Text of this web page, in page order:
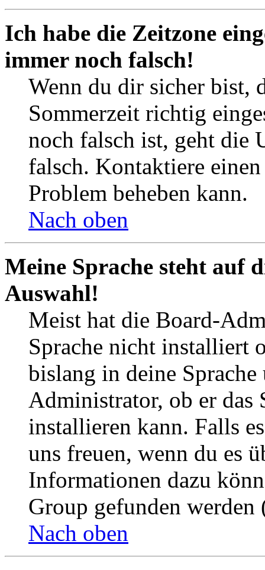
Ich habe die Zeitzone
immer noch falsch!
Wenn du dir sicher bist,
Sommerzeit richtig
noch falsch ist, geht die
falsch. Kontaktiere
Problem beheben kann.
Nach oben
Meine Sprache steht auf
Auswahl!
Meist hat die Board-
Sprache nicht installiert
bislang in deine
Administrator, ob er das
installieren kann. Falls
uns freuen, wenn du es
Informationen dazu
Group gefunden
Nach oben